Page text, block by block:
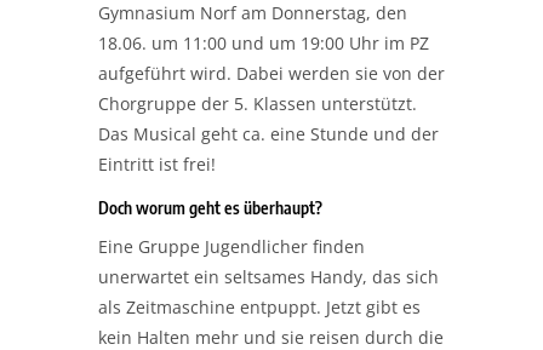
Gymnasium Norf am Donnerstag, den
18.06. um 11:00 und um 19:00 Uhr im PZ
aufgeführt wird. Dabei werden sie von der
Chorgruppe der 5. Klassen unterstützt.
Das Musical geht ca. eine Stunde und der
Eintritt ist frei!
Doch worum geht es überhaupt?
Eine Gruppe Jugendlicher finden
unerwartet ein seltsames Handy, das sich
als Zeitmaschine entpuppt. Jetzt gibt es
kein Halten mehr und sie reisen durch die